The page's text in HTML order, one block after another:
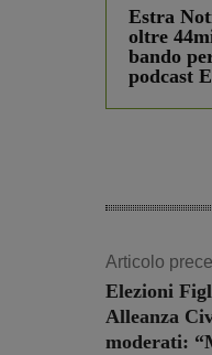
Estra
oltre
bando
podcast
Articolo
Elezioni
Alleanza
moderati: